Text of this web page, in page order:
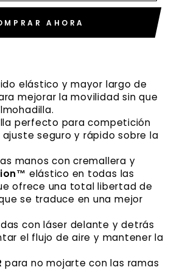
AHORA
elástico y mayor largo de
mejorar la movilidad sin que
perfecto para competición
seguro y rápido sobre la
manos con cremallera y
elástico en todas las
ofrece una total libertad de
se traduce en una mejor
con láser delante y detrás
el flujo de aire y mantener la
para no mojarte con las ramas